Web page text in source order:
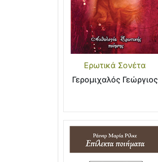
Ερωτικά Σονέτα
Γερομιχαλός Γεώργιος